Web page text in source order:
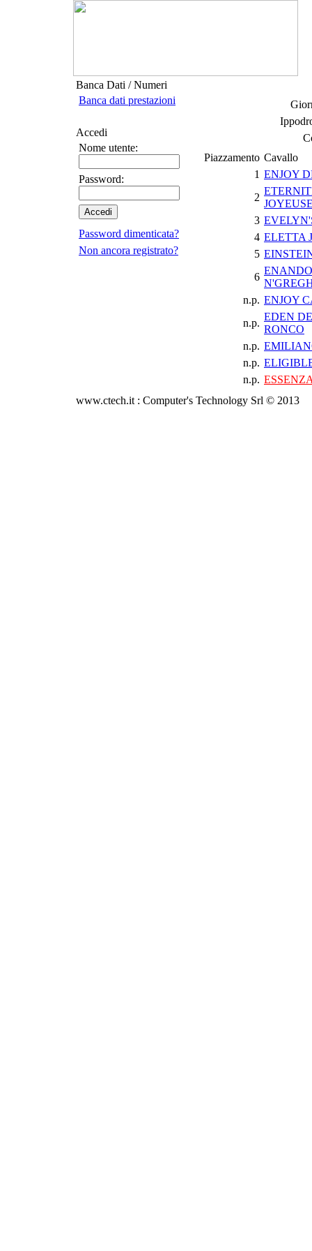
Banca Dati / Numeri
Banca dati prestazioni
Accedi
Nome utente:
Password:
Password dimenticata?
Non ancora registrato?
Piazzamento Cavallo
1 ENJOY
2
3
4 ELETTA
5
6
n.p. ENJOY
n.p.
EDEN
RONCO
n.p.
n.p.
n.p.
www.ctech.it : Computer's Technology Srl © 2013